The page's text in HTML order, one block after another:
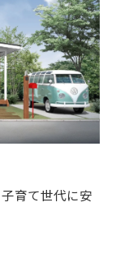
育て世代に安